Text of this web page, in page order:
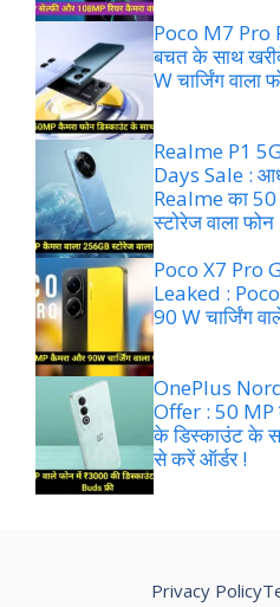
Poco M7 Pro
बचत के साथ
W चार्जिंग वाला
Realme P1
Days Sale :
Realme का
स्टोरेज वाला फोन
Poco X7 Pro
Leaked :
90 W चार्जिंग
OnePlus
Offer : 50 MP
के डिस्काउंट के
से करें ऑर्डर !
Privacy Policy